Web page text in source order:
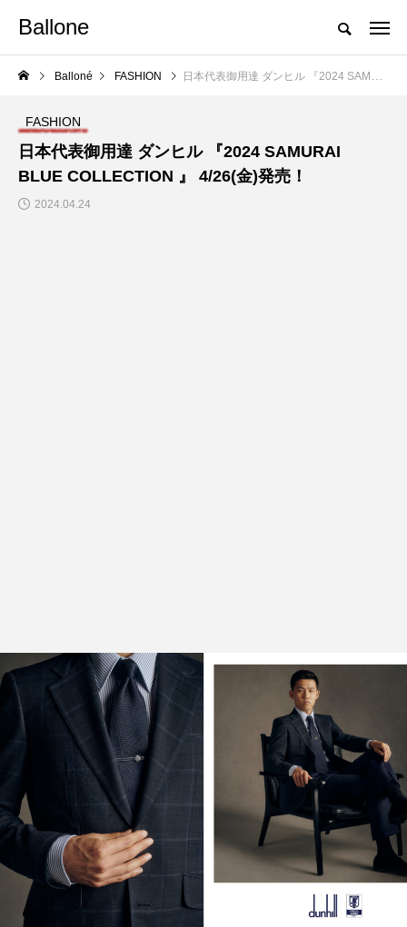
Ballone
Balloné FASHION 日本代表御用達 ダンヒル 『2024 SAMURAI BLUE COLLECTION 』 4/26(金)発売！
FASHION
日本代表御用達 ダンヒル 『2024 SAMURAI
BLUE COLLECTION 』 4/26(金)発売！
2024.04.24